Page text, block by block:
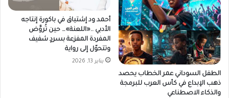
الطفل السوداني عمر الخطاب يحصد
ذهب الإبداع في كأس العرب للبرمجة
والذكاء الاصطناعي
أحمد ود إشتياق في باكورة إنتاجه
الأدبي ..«اللعنة»… حين تُروَّض
المفردة المفزعة بسردٍ شفيف
وتتحوّل إلى رواية
يناير 13, 2026